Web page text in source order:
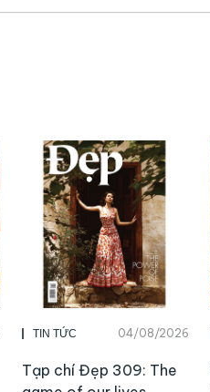
TIN TỨC 04/08/2026
Tạp chí Đẹp 309: The